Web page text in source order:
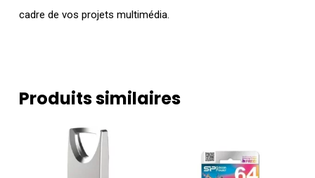
cadre de vos projets multimédia.
Produits similaires